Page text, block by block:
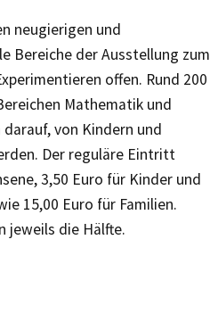
neugierigen und
Bereiche der Ausstellung zum
offen. Rund 200
Mathematik und
von Kindern und
Der reguläre Eintritt
3,50 Euro für Kinder und
15,00 Euro für Familien.
jeweils die Hälfte.